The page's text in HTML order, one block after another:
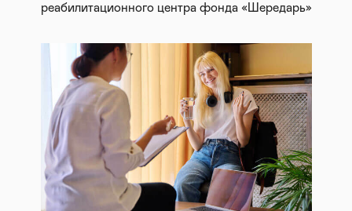
реабилитационного центра фонда «Шередарь»